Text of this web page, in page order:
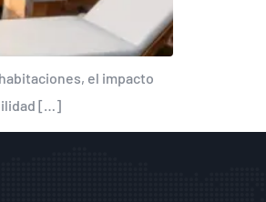
el impacto
[…]